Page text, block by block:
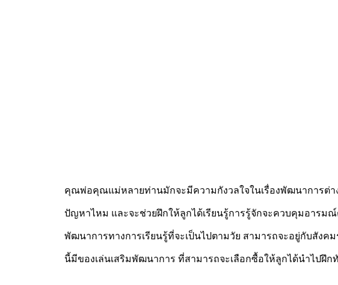
คุณพ่อคุณแม่หลายท่านมักจะมีความกังวลใจในเรื่องพัฒนาการต่า
ปัญหาไหม และจะช่วยฝึกให้ลูกได้เรียนรู้การรู้จักจะควบคุมอารมณ์
พัฒนาการทางการเรียนรู้ที่จะเป็นไปตามวัย สามารถจะอยู่กับสังค
นี้มีของเล่นเสริมพัฒนาการ ที่สามารถจะเลือกซื้อให้ลูกได้นำไปฝึ